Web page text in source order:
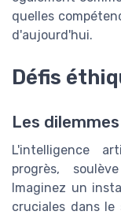
quelles
d'aujourd'hui.
Défis
Les
L'intelligence
progrès,
Imaginez un
cruciales dans le